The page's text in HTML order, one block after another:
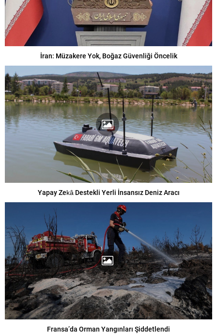
İran: Müzakere Yok, Boğaz Güvenliği Öncelik
Yapay Zekâ Destekli Yerli İnsansız Deniz Aracı
Fransa’da Orman Yangınları Şiddetlendi